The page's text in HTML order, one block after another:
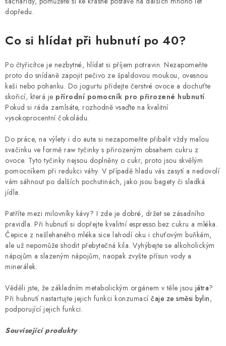
dopředu.
Co si hlídat při hubnutí po 40?
Po čtyřicítce je nezbytné, hlídat si příjem potravin. Nezapomeňte
proto do snídaně zapojit pečivo ze špaldovou moukou, ovesnou
kaši nebo pohanku. Do jogurtu přidejte čerstvé ovoce a dochuťte
skořicí, která je přírodní pomocník pro přirozené hubnutí.
Pokud si ráda zamlsáte, rozhodně vsaďte na kvalitní
vysokoprocentní čokoládu.
Do práce, na výlety i do auta si nezapomeňte přibalit vždy malou
svačinku ve formě raw tyčinky s přirozeným obsahem cukru z
ovoce. Tyto tyčinky nejsou doplněny o cukr, proto jsou skvělým
pomocníkem při redukci váhy. V případě hladu vás zasytí a nedovolí
vám sáhnout po dalších pochutinách, jako jsou bagety či sladká
jídla.
Patříte mezi milovníky kávy? I zde je dobré, držet se zásadního
pravidla. Při hubnutí si dopřejte kvalitní espresso bez cukru a mléka.
Čepice z našlehaného mléka sice lahodí oku i chuťovým buňkám,
ale už nepomůže shodit přebytečná kila. Vyhýbejte se alkoholickým
nápojům a slazeným nápojům, naopak zvyšte přísun vody a
minerálek.
Věděli jste, že základním metabolickým orgánem v těle jsou játra?
Při hubnutí nastartujte jejich funkci konzumací čaje ze směsi bylin,
podporující jejich funkci.
Související produkty